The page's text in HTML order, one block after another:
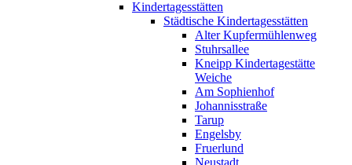
Kindertagesstätten
Städtische Kindertagesstätten
Alter Kupfermühlenweg
Stuhrsallee
Kneipp Kindertagestätte
Weiche
Am Sophienhof
Johannisstraße
Tarup
Engelsby
Fruerlund
Neustadt